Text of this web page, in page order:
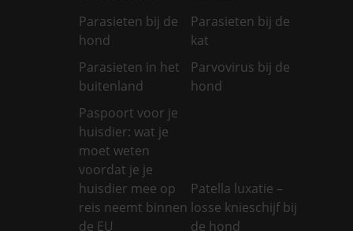
Parasieten bij de
hond
Parasieten bij de
kat
Parasieten in het
buitenland
Parvovirus bij de
hond
Paspoort voor je
huisdier: wat je
moet weten
voordat je je
huisdier mee op
reis neemt binnen
de EU
Patella luxatie –
losse knieschijf bij
de hond